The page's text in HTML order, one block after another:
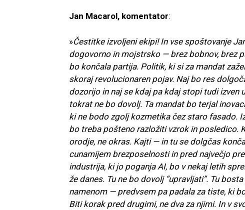
Jan Macarol, komentator:
»Čestitke izvoljeni ekipi! In vse spoštovanje
dogovorno in mojstrsko — brez bobnov, brez
bo končala partija. Politik, ki si za mandat
skoraj revolucionaren pojav. Naj bo res
dozorijo in naj se kdaj pa kdaj stopi tudi
tokrat ne bo dovolj. Ta mandat bo terjal
ki ne bodo zgolj kozmetika čez staro fasado.
bo treba pošteno razložiti vzrok in posledico.
orodje, ne okras. Kajti — in tu se dolgčas
cunamijem brezposelnosti in pred največjo
industrija, ki jo poganja AI, bo v nekaj letih
že danes. Tu ne bo dovolj “upravljati”. Tu
namenom — predvsem pa padala za tiste, ki
Biti korak pred drugimi, ne dva za njimi. In v